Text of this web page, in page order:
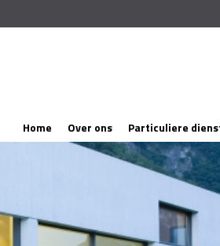
Home Over ons Particuliere